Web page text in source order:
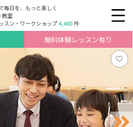
毎日を、もっと楽しく
教室
スン・ワークショップ4,400件
無料体験レッスン有り